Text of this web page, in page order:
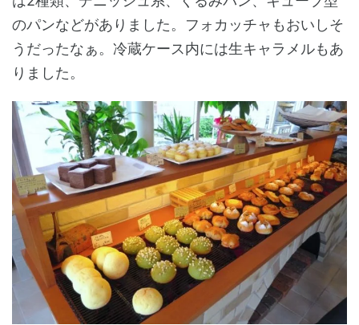
のパンなどがありました。フォカッチャもおいしそ
うだったなぁ。冷蔵ケース内には生キャラメルもあ
りました。